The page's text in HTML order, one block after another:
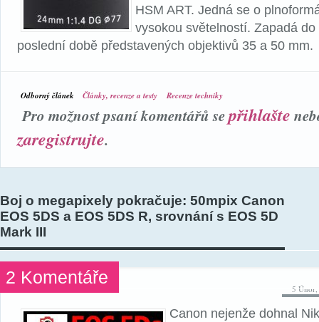
HSM ART. Jedná se o
vysokou světelností. Zapadá
poslední době představených objektivů 35 a 50 mm.
Odborný článek Články, recenze a testy Recenze techniky
Pro možnost psaní komentářů sepřihlašte
zaregistrujte.
Boj o megapixely pokračuje: 50mpix Canon
EOS 5DS a EOS 5DS R, srovnání s EOS 5D
Mark III
5
2 Komentáře
Canon nejenže dohnal